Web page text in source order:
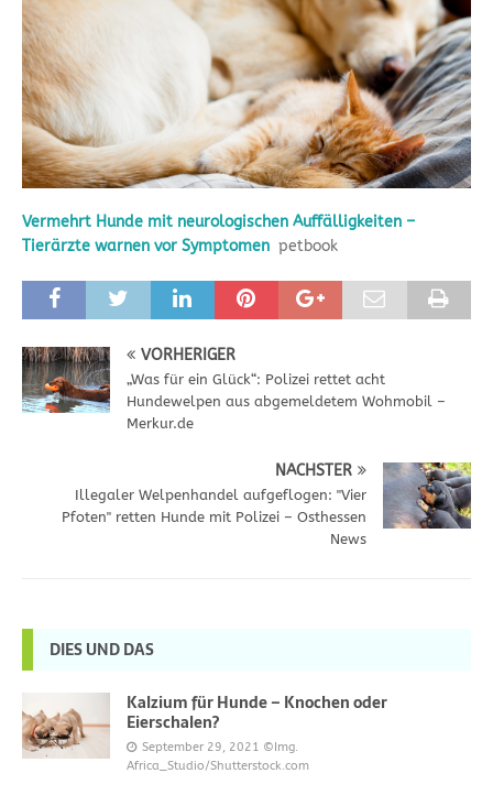
Vermehrt Hunde mit neurologischen Auffälligkeiten –
Tierärzte warnen vor Symptomen petbook
VORHERIGER
„Was für ein Glück“: Polizei rettet acht
Hundewelpen aus abgemeldetem Wohmobil –
Merkur.de
NÄCHSTER
Illegaler Welpenhandel aufgeflogen: "Vier
Pfoten" retten Hunde mit Polizei – Osthessen
News
DIES UND DAS
Kalzium für Hunde – Knochen oder
Eierschalen?
September 29, 2021 ©Img.
Africa_Studio/Shutterstock.com